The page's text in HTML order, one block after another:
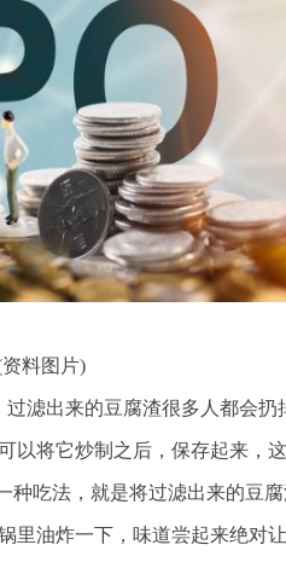
料图片)
滤出来的豆腐渣很多人都会
以将它炒制之后，保存起来，
吃法，就是将过滤出来的豆
油炸一下，味道尝起来绝对让